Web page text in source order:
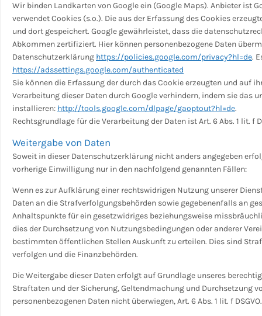
Wir binden Landkarten von Google ein (Google Maps). Anbieter ist
verwendet Cookies (s.o.). Die aus der Erfassung des Cookies
und dort gespeichert. Google gewährleistet, dass die
Abkommen zertifiziert. Hier können personenbezogene Daten
Datenschutzerklärung https://policies.google.com/privacy?hl=de.
https://adssettings.google.com/authenticated
Sie können die Erfassung der durch das Cookie erzeugten und auf
Verarbeitung dieser Daten durch Google verhindern, indem sie das
installieren: http://tools.google.com/dlpage/gaoptout?hl=de.
Rechtsgrundlage für die Verarbeitung der Daten ist Art. 6 Abs. 1 lit. f
Weitergabe von Daten
Soweit in dieser Datenschutzerklärung nicht anders angegeben
vorherige Einwilligung nur in den nachfolgend genannten Fällen:
Wenn es zur Aufklärung einer rechtswidrigen Nutzung unserer
Daten an die Strafverfolgungsbehörden sowie gegebenenfalls an
Anhaltspunkte für ein gesetzwidriges beziehungsweise
dies der Durchsetzung von Nutzungsbedingungen oder anderer
bestimmten öffentlichen Stellen Auskunft zu erteilen. Dies sind
verfolgen und die Finanzbehörden.
Die Weitergabe dieser Daten erfolgt auf Grundlage unseres
Straftaten und der Sicherung, Geltendmachung und Durchsetzung
personenbezogenen Daten nicht überwiegen, Art. 6 Abs. 1 lit. f DSGVO.